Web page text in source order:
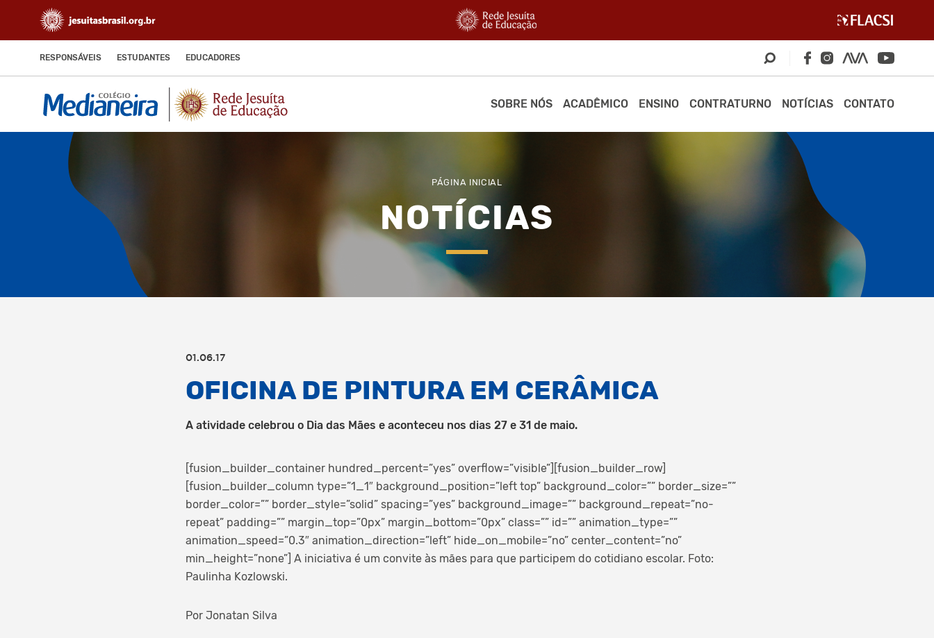
RESPONSÁVEIS ESTUDANTES EDUCADORES
SOBRE NÓS ACADÊMICO ENSINO CONTRATURNO NOTÍCIAS CONTATO
PÁGINA INICIAL
NOTÍCIAS
01.06.17
OFICINA DE PINTURA EM CERÂMICA
A atividade celebrou o Dia das Mães e aconteceu nos dias 27 e 31 de maio.
[fusion_builder_container hundred_percent=”yes” overflow=”visible”][fusion_builder_row]
[fusion_builder_column type=”1_1″ background_position=”left top” background_color=”” border_size=””
border_color=”” border_style=”solid” spacing=”yes” background_image=”” background_repeat=”no-
repeat” padding=”” margin_top=”0px” margin_bottom=”0px” class=”” id=”” animation_type=””
animation_speed=”0.3″ animation_direction=”left” hide_on_mobile=”no” center_content=”no”
min_height=”none”] A iniciativa é um convite às mães para que participem do cotidiano escolar. Foto:
Paulinha Kozlowski.
Por Jonatan Silva